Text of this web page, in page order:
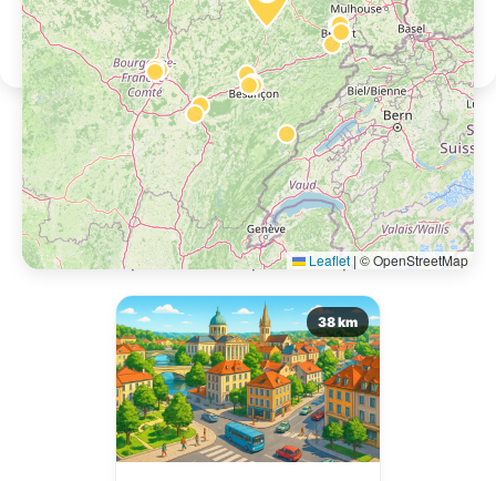
Leaflet | © OpenStreetMap
Location de voiture près de
Vesoul Gare
Autres points de récupération à proximité.
38 km